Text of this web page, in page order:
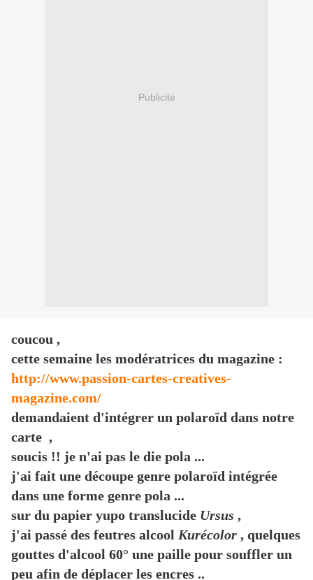
Publicité
coucou ,
cette semaine les modératrices du magazine :
http://www.passion-cartes-creatives-
magazine.com/
demandaient d'intégrer un polaroïd dans notre
carte ,
soucis !! je n'ai pas le die pola ...
j'ai fait une découpe genre polaroïd intégrée
dans une forme genre pola ...
sur du papier yupo translucide Ursus ,
j'ai passé des feutres alcool Kurécolor , quelques
gouttes d'alcool 60° une paille pour souffler un
peu afin de déplacer les encres ..